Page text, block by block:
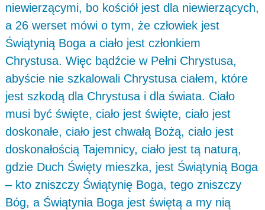
niewierzącymi, bo kościół jest dla niewierzących,
a 26 werset mówi o tym, że człowiek jest
Świątynią Boga a ciało jest członkiem
Chrystusa. Więc bądźcie w Pełni Chrystusa,
abyście nie szkalowali Chrystusa ciałem, które
jest szkodą dla Chrystusa i dla świata. Ciało
musi być święte, ciało jest święte, ciało jest
doskonałe, ciało jest chwałą Bożą, ciało jest
doskonałością Tajemnicy, ciało jest tą naturą,
gdzie Duch Święty mieszka, jest Świątynią Boga
– kto zniszczy Świątynię Boga, tego zniszczy
Bóg, a Świątynia Boga jest świętą a my nią